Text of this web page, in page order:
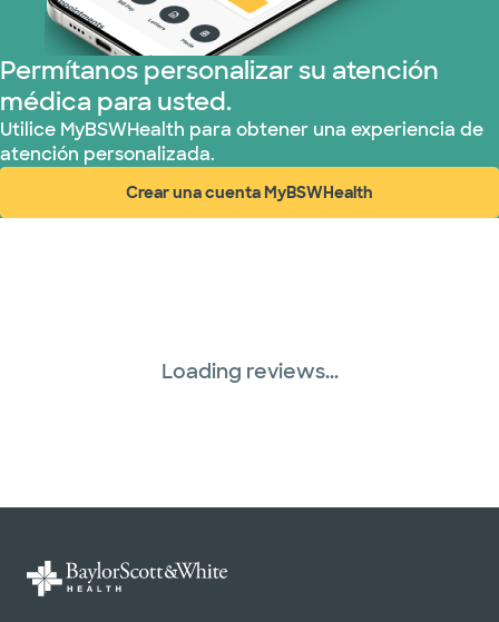
Permítanos personalizar su atención
médica para usted.
Utilice MyBSWHealth para obtener una experiencia de
atención personalizada.
Crear una cuenta MyBSWHealth
(abre en ventana nueva)
Loading reviews...